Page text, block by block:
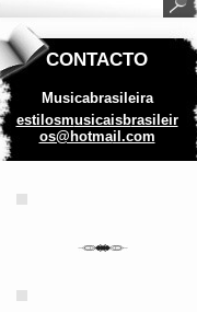
CONTACTO
Musicabrasileira
estilosmusicaisbrasileir
os@hotmail.com